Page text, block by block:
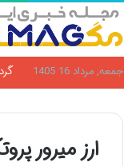
جمعه, مرداد 16 1405
ارز میرور